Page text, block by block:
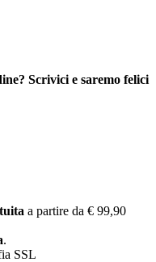
Scrivici e saremo felici
a partire da € 99,90
.
SSL